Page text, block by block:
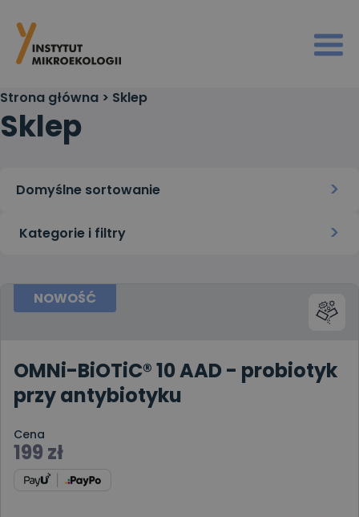
Strona główna > Sklep
Sklep
Kategorie i filtry
NOWOŚĆ
OMNi-BiOTiC® 10 AAD - probiotyk
przy antybiotyku
Cena
199 zł